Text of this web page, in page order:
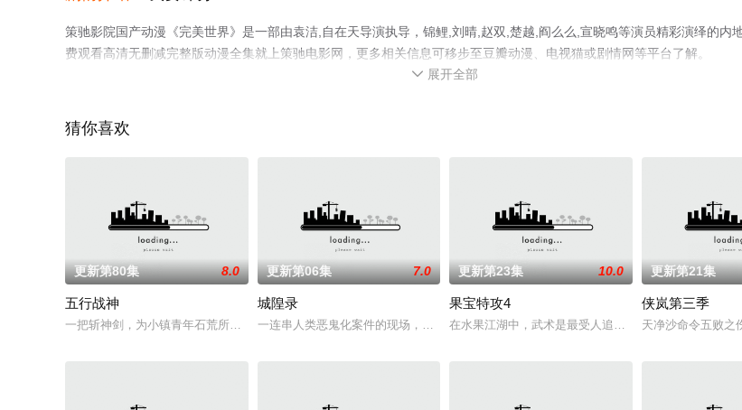
策驰影院国产动漫《完美世界》是一部由袁洁,自在天导演执导，锦鲤,刘晴,赵双,楚越,阎么么,宣晓鸣等演员精彩演绎的内
费观看高清无删减完整版动漫全集就上策驰电影网，更多相关信息可移步至豆瓣动漫、电视猫或剧情网等平台了解。
 展开全部
猜你喜欢
更新第80集 8.0
五行战神
一把斩神剑，为小镇青年石荒所得，从此担负起救世之则；天北学院入学，莫辱少年志，石荒奋起反抗世家势力；天骄
更新第06集 7.0
城隍录
一连串人类恶鬼化案件的现场，都拍到了与男主长得一模一样的凶手。女主收到地府方面的通
更新第23集 10.0
果宝特攻4
在水果江湖中，武术是最受人追捧！其中更以果宝大侠
更新第21集
侠岚第三季
天净沙命令五败之